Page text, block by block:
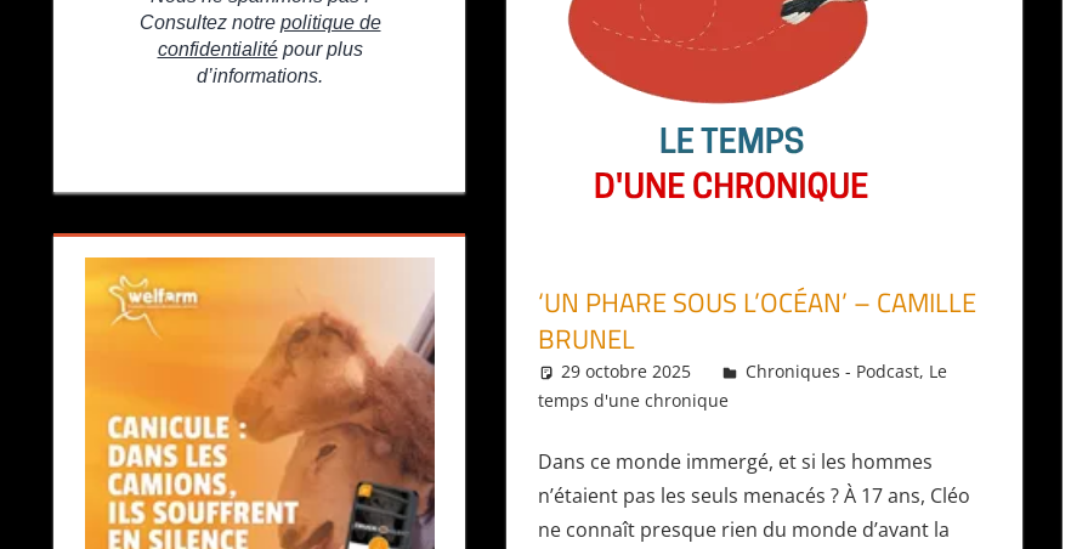
‘UN PHARE SOUS L’OCÉAN’ – CAMILLE
BRUNEL
29 octobre 2025 Daniel
Chroniques - Podcast, Le
temps d'une chronique
Dans ce monde immergé, et si les hommes
n’étaient pas les seuls menacés ? À 17 ans, Cléo
ne connaît presque rien du monde d’avant la